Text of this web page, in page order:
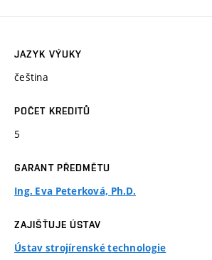
JAZYK VÝUKY
čeština
POČET KREDITŮ
5
GARANT PŘEDMĚTU
Ing. Eva Peterková, Ph.D.
ZAJIŠŤUJE ÚSTAV
Ústav strojírenské technologie